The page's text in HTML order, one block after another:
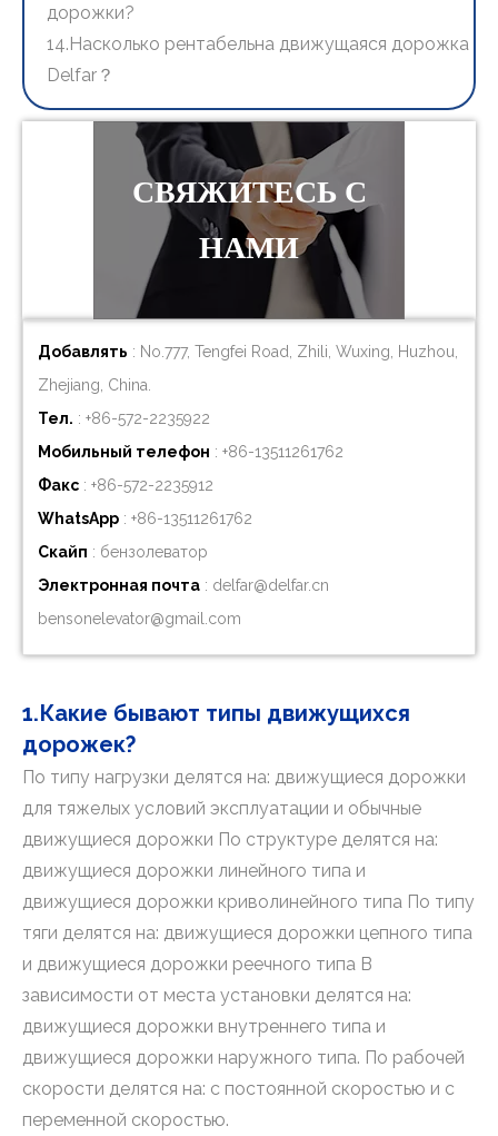
дорожки?
14.Насколько рентабельна движущаяся дорожка
Delfar？
СВЯЖИТЕСЬ С
НАМИ
Добавлять : No.777, Tengfei Road, Zhili, Wuxing, Huzhou,
Zhejiang, China.
Тел. : +86-572-2235922
Мобильный телефон : +86-13511261762
Факс : +86-572-2235912
WhatsApp : +86-13511261762
Скайп : бензолеватор
Электронная почта : delfar@delfar.cn
bensonelevator@gmail.com
1.Какие бывают типы движущихся
дорожек?
По типу нагрузки делятся на: движущиеся дорожки
для тяжелых условий эксплуатации и обычные
движущиеся дорожки По структуре делятся на:
движущиеся дорожки линейного типа и
движущиеся дорожки криволинейного типа По типу
тяги делятся на: движущиеся дорожки цепного типа
и движущиеся дорожки реечного типа В
зависимости от места установки делятся на:
движущиеся дорожки внутреннего типа и
движущиеся дорожки наружного типа. По рабочей
скорости делятся на: с постоянной скоростью и с
переменной скоростью.